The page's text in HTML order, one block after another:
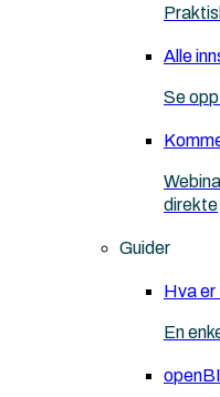
Alle
Se
direkte
Guider
Hva
En